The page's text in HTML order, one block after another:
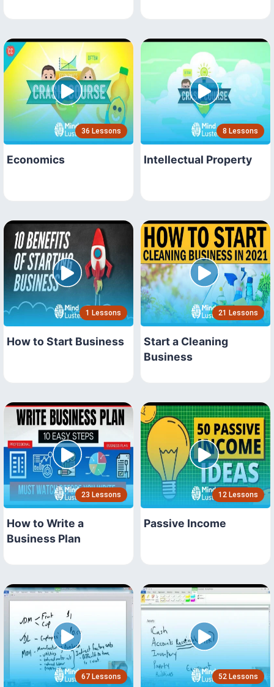
36 Lessons
Economics
8 Lessons
Intellectual Property
1 Lessons
How to Start Business
21 Lessons
Start a Cleaning
Business
23 Lessons
How to Write a
Business Plan
12 Lessons
Passive Income
67 Lessons 52 Lessons